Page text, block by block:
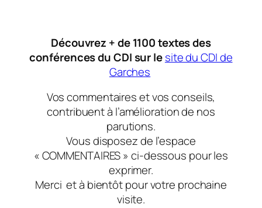
Découvrez + de 1100 textes des
conférences du CDI sur lesite du CDI de
Garches
Vos commentaires et vos conseils,
contribuent à l’amélioration de nos
parutions.
Vous disposez de l’espace
« COMMENTAIRES » ci-dessous pour les
exprimer.
Merci et à bientôtpour votre prochaine
visite.